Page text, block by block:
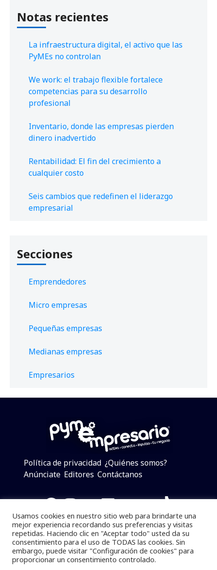
Notas recientes
La infraestructura digital, el activo que las
PyMEs no controlan
We work: el trabajo flexible fortalece
competencias para su desarrollo
profesional
Inventario, donde las empresas pierden
dinero inadvertido
Rentabilidad: El fin del crecimiento a
cualquier costo
Seis cambios que redefinen el liderazgo
empresarial
Secciones
Emprendedores
Micro empresas
Pequeñas empresas
Medianas empresas
Empresarios
Política de privacidad ¿Quiénes somos?
Anúnciate Editores Contáctanos
Facebook
Instagram
Twitter
LinkedIn
Telegram
YouTube
TikTok
Pymempresario © 2025 Todos los derechos reservados.
Se prohibe el uso de la información total o parcial sin
Usamos cookies en nuestro sitio web para brindarte una
mejor experiencia recordando sus preferencias y visitas
repetidas. Haciendo clic en "Aceptar todo" usted da su
consentimiento para el uso de TODAS las cookies. Sin
embargo, puede visitar "Configuración de cookies" para
proporcionar un consentimiento controlado.